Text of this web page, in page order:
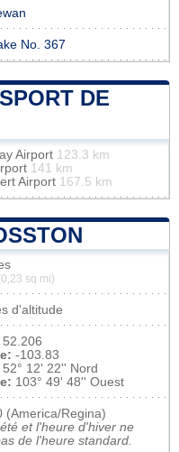
No. 367
DE
Airport 123.3 km
141 km
Airport 167.5 km
sq mi)
d'altitude
52.206
-103.83
52° 12' 22'' Nord
103° 49' 48'' Ouest
(America/Regina)
et l'heure d'hiver ne
de l'heure standard.